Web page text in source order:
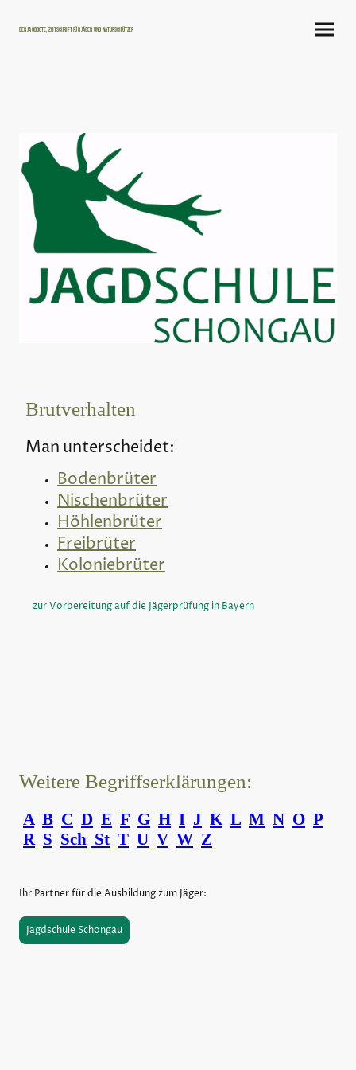
Der Jagdbote, Zeitschrift für Jäger und Naturschützer
Brutverhalten
Man unterscheidet:
Bodenbrüter
Nischenbrüter
Höhlenbrüter
Freibrüter
Koloniebrüter
zur Vorbereitung auf die Jägerprüfung in Bayern
Weitere Begriffserklärungen:
A B C D E F G H I J K L M N O P
R S Sch St T U V W Z
Ihr Partner für die Ausbildung zum Jäger:
Jagdschule Schongau